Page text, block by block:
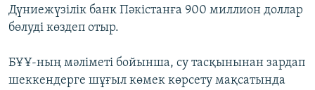
Дүниежүзілік банк Пәкістанға 900 миллион доллар
бөлуді көздеп отыр.
БҰҰ-ның мәліметі бойынша, су тасқынынан зардап
шеккендерге шұғыл көмек көрсету мақсатында